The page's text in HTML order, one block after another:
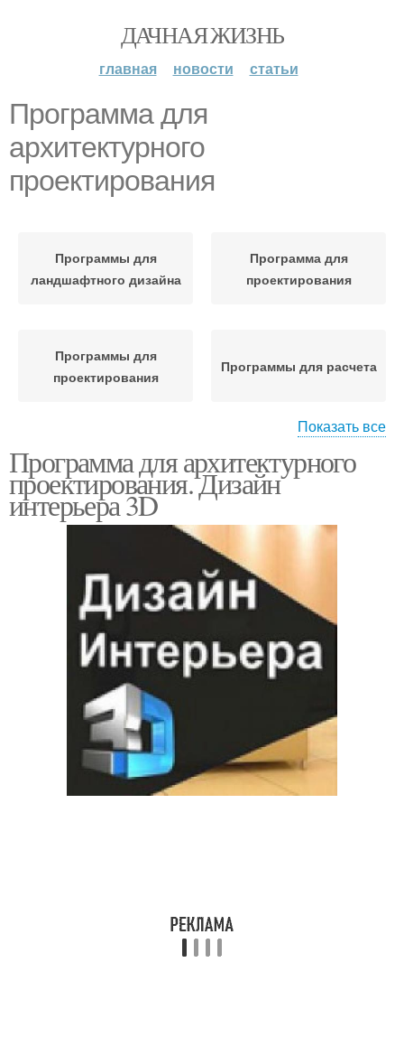
ДАЧНАЯ ЖИЗНЬ
главная новости статьи
Программа для
архитектурного
проектирования
Программы для
ландшафтного дизайна
Программа для
проектирования
Программы для
проектирования
Программы для расчета
Бесплатная программа
архитекторов
Показать все
Программа для архитектурного
проектирования. Дизайн
интерьера 3D